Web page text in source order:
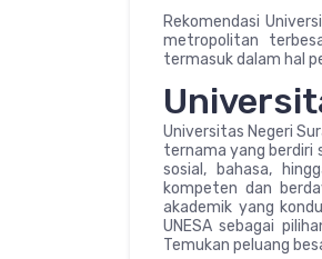
Rekomendasi
metropolitan
termasuk dalam hal
Universitas Negeri
ternama yang berdiri
sosial, bahasa,
kompeten dan
akademik yang
UNESA sebagai
Temukan peluang